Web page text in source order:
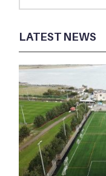
LATEST NEWS